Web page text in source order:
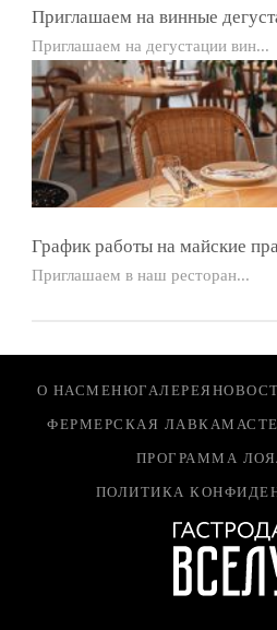
Приглашаем на винные
Приглашаем на дегустации вин...
График работы на майские
Приглашаем в наш ресторан...
О НАСМЕНЮГАЛЕРЕЯ
ФЕРМЕРСКАЯ ЛАВКА
ПРОГРАММА
ПОЛИТИКА